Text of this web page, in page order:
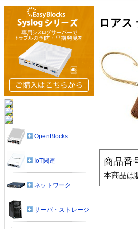
ロアス
商品番
本商品は
OpenBlocks
IoT関連
ネットワーク
サーバ・ストレージ